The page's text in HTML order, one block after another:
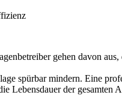
gehen davon aus,
spürbar mindern. Eine
Lebensdauer der gesamten